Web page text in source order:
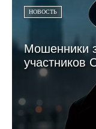
НОВОСТЬ
Мошенники